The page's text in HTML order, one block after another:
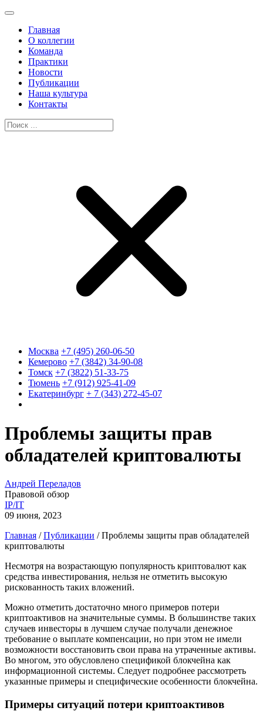
Главная
О коллегии
Команда
Практики
Новости
Публикации
Наша культура
Контакты
Москва +7 (495) 260-06-50
Кемерово +7 (3842) 34-90-08
Томск +7 (3822) 51-33-75
Тюмень +7 (912) 925-41-09
Екатеринбург + 7 (343) 272-45-07
Проблемы защиты прав
обладателей криптовалюты
Андрей Переладов
Правовой обзор
IP/IT
09 июня, 2023
Главная /Публикации /Проблемы защиты прав обладателей
криптовалюты
Несмотря на возрастающую популярность криптовалют как
средства инвестирования, нельзя не отметить высокую
рискованность таких вложений.
Можно отметить достаточно много примеров потери
криптоактивов на значительные суммы. В большинстве таких
случаев инвесторы в лучшем случае получали денежное
требование о выплате компенсации, но при этом не имели
возможности восстановить свои права на утраченные активы.
Во многом, это обусловлено спецификой блокчейна как
информационной системы. Следует подробнее рассмотреть
указанные примеры и специфические особенности блокчейна.
Примеры ситуаций потери криптоактивов